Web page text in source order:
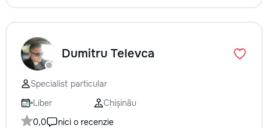
Dumitru Televca
Specialist particular
Liber
Chișinău
0,0
nici o recenzie